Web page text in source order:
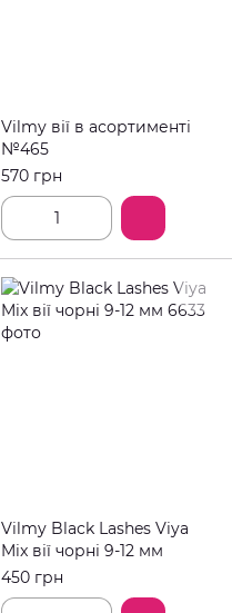
Vilmy вії в асортименті
№465
570 грн
Vilmy Black Lashes Viya
Mix вії чорні 9-12 мм
450 грн